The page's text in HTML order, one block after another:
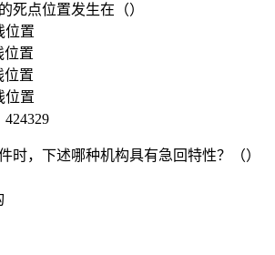
死点位置发生在（）
位置
位置
位置
位置
时，下述哪种机构具有急回特性？（）